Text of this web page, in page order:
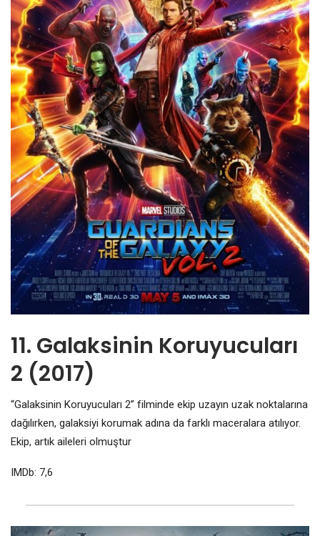
11. Galaksinin Koruyucuları
2 (2017)
“Galaksinin Koruyucuları 2” filminde ekip uzayın uzak noktalarına
dağılırken, galaksiyi korumak adına da farklı maceralara atılıyor.
Ekip, artık aileleri olmuştur
IMDb: 7,6